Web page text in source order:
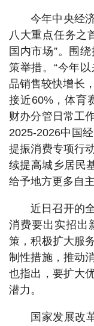
今年中央经
八大重点任务之
国内市场”。围
策举措。“今年
品销售较快增长
接近60%，体育
财办分管日常工
2025-2026中国
提振消费专项行
续提高城乡居民
给予地方更多自主
近日召开的
消费要出实招出
策，积极扩大服
制性措施，推动
也指出，要扩大
潜力。
国家发展改